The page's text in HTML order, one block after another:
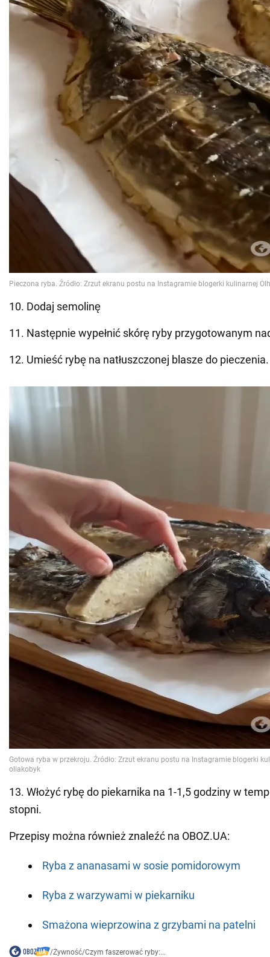
10. Dodaj semolinę
11. Następnie wypełnić skórę ryby przygotowanym
12. Umieść rybę na natłuszczonej blasze do pieczenia.
13. Włożyć rybę do piekarnika na 1-1,5 godziny w
stopni.
Przepisy można również znaleźć na OBOZ.UA:
Ryba z ananasami w sosie pomidorowym
Ryba z warzywami w piekarniku
Smażona wieprzowina z grzybami na patelni
/Żywność/Czym faszerować ryby:...